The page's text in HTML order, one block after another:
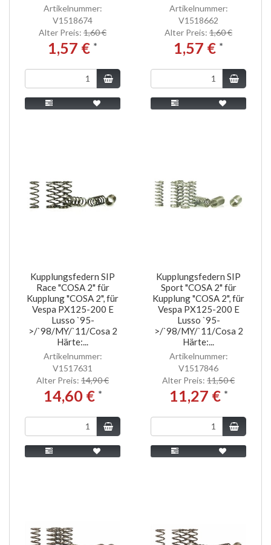
Artikelnummer:
V1518674
Alter Preis: 1,60 €
1,57 € *
Artikelnummer:
V1518662
Alter Preis: 1,60 €
1,57 € *
Kupplungsfedern SIP
Race "COSA 2" für
Kupplung "COSA 2", für
Vespa PX125-200 E
Lusso `95-
>/`98/MY/`11/Cosa 2
Härte:...
Artikelnummer:
V1517631
Alter Preis: 14,90 €
14,60 € *
Kupplungsfedern SIP
Sport "COSA 2" für
Kupplung "COSA 2", für
Vespa PX125-200 E
Lusso `95-
>/`98/MY/`11/Cosa 2
Härte:...
Artikelnummer:
V1517846
Alter Preis: 11,50 €
11,27 € *